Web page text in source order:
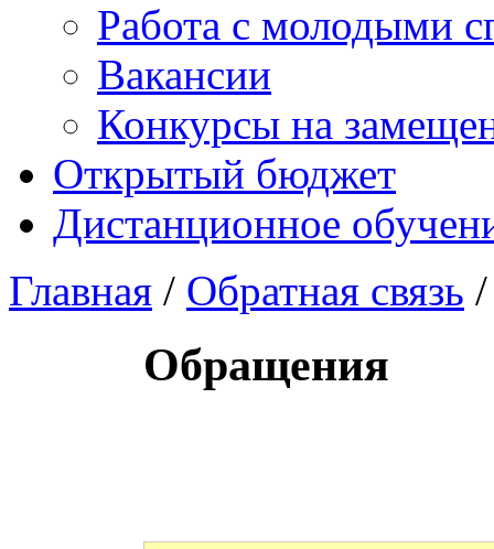
Работа с молодыми
Вакансии
Конкурсы на
Открытый бюджет
Дистанционное
Главная / Обратная связь
Обращения